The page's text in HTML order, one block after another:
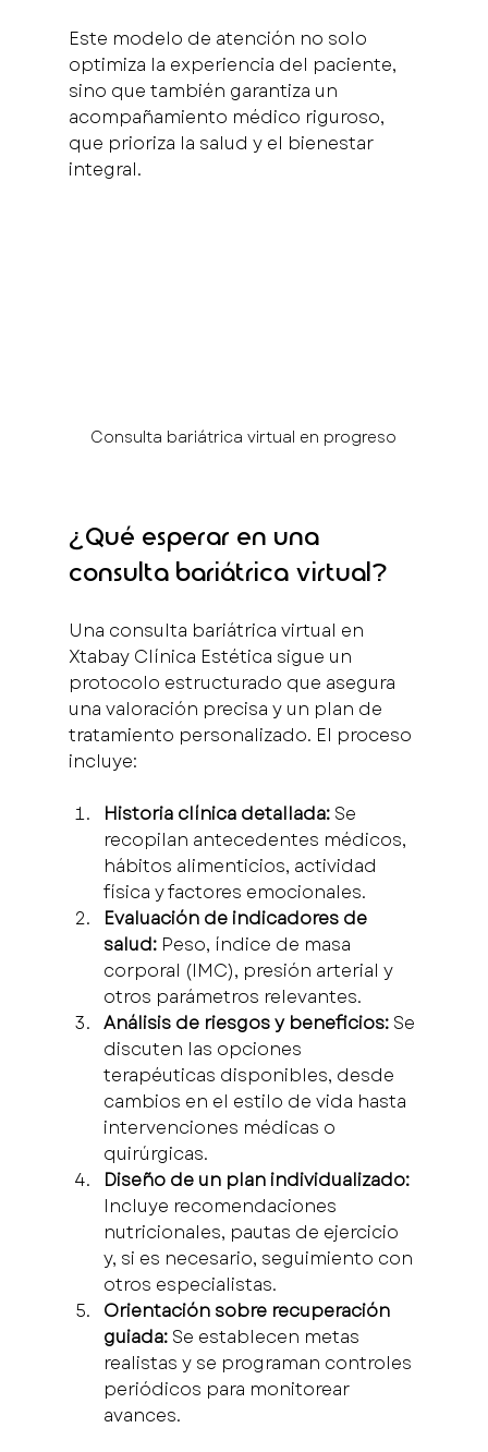
Este modelo de atención no solo
optimiza la experiencia del paciente,
sino que también garantiza un
acompañamiento médico riguroso,
que prioriza la salud y el bienestar
integral.
Consulta bariátrica virtual en progreso
¿Qué esperar en una
consulta bariátrica virtual?
Una consulta bariátrica virtual en
Xtabay Clínica Estética sigue un
protocolo estructurado que asegura
una valoración precisa y un plan de
tratamiento personalizado. El proceso
incluye:
Historia clínica detallada: Se
recopilan antecedentes médicos,
hábitos alimenticios, actividad
física y factores emocionales.
Evaluación de indicadores de
salud: Peso, índice de masa
corporal (IMC), presión arterial y
otros parámetros relevantes.
Análisis de riesgos y beneficios: Se
discuten las opciones
terapéuticas disponibles, desde
cambios en el estilo de vida hasta
intervenciones médicas o
quirúrgicas.
Diseño de un plan individualizado:
Incluye recomendaciones
nutricionales, pautas de ejercicio
y, si es necesario, seguimiento con
otros especialistas.
Orientación sobre recuperación
guiada: Se establecen metas
realistas y se programan controles
periódicos para monitorear
avances.